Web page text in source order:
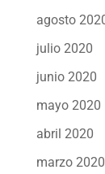
agosto
julio 2020
junio 2020
mayo 2020
abril 2020
marzo 2020